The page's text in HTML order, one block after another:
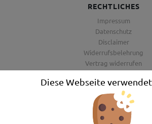
Diese Webseite
RECHTLICHES
Impressum
Datenschutz
Disclaimer
Widerrufsbelehrung
Vertrag widerrufen
Barrierefreiheitserklärung